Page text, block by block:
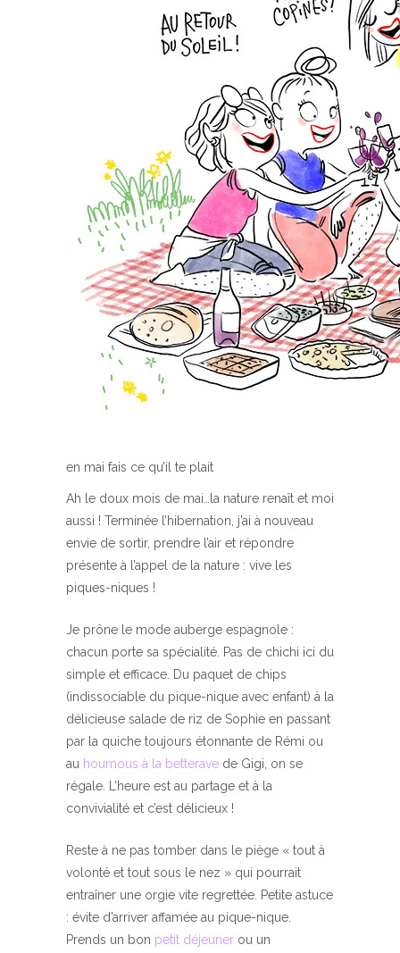
en mai fais ce qu’il te plait
Ah le doux mois de mai…la nature renaît et moi
aussi ! Terminée l’hibernation, j’ai à nouveau
envie de sortir, prendre l’air et répondre
présente à l’appel de la nature : vive les
piques-niques !
Je prône le mode auberge espagnole :
chacun porte sa spécialité. Pas de chichi ici du
simple et efficace. Du paquet de chips
(indissociable du pique-nique avec enfant) à la
délicieuse salade de riz de Sophie en passant
par la quiche toujours étonnante de Rémi ou
au houmous à la betterave de Gigi, on se
régale. L’heure est au partage et à la
convivialité et c’est délicieux !
Reste à ne pas tomber dans le piège « tout à
volonté et tout sous le nez » qui pourrait
entraîner une orgie vite regrettée. Petite astuce
: évite d’arriver affamée au pique-nique.
Prends un bon petit déjeuner ou un